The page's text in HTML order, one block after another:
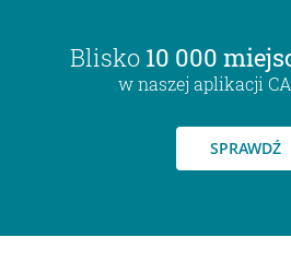
Blisko 10 000
w naszej aplikacji
SPRAWDŹ